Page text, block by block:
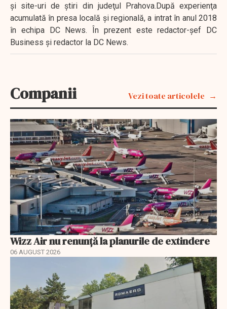
şi site-uri de ştiri din judeţul Prahova.După experienţa
acumulată în presa locală şi regională, a intrat în anul 2018
în echipa DC News. În prezent este redactor-şef DC
Business şi redactor la DC News.
Companii Vezi toate articolele
Wizz Air nu renunță la planurile de extindere
06 AUGUST 2026